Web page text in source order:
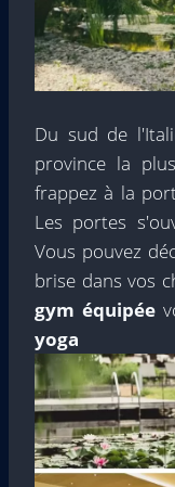
Du sud de
province la
frappez à la
Les portes
Vous pouvez
brise dans vos
gym équipée
yoga et